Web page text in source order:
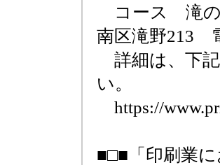
コース 滝の
南区滝野213
詳細は、下
い。
https://
■□■「印刷業